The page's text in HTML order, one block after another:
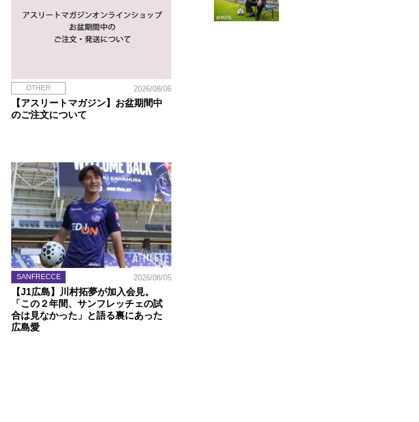
OTHER 2026/08/06
【アスリートマガジン】お盆期間中
のご注文について
SANFRECCE 2026/08/05
【J1広島】川村拓夢が加入会見。
「この２年間、サンフレッチェの試
合は見なかった」と語る裏にあった
広島愛